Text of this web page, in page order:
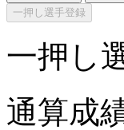
一押し選手登録
一押し
通算成